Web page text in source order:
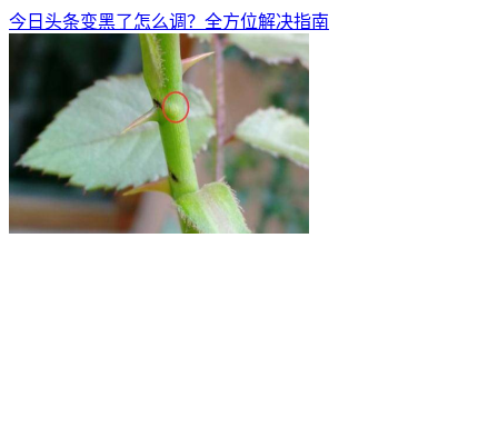
今日头条变黑了怎么调？全方位解决指南